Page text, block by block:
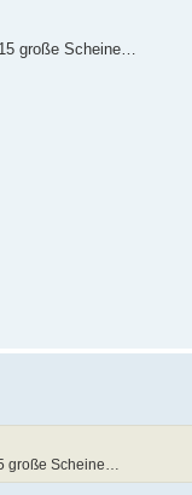
große Scheine…
große Scheine…